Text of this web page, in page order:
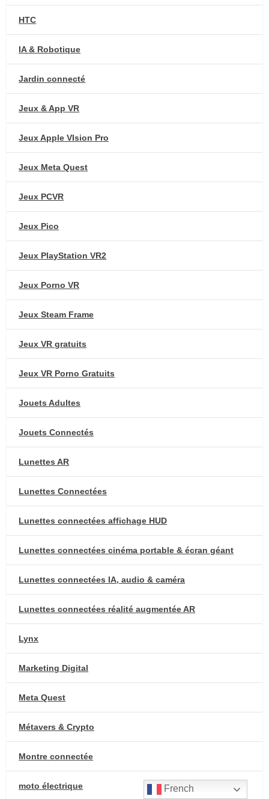
HTC
IA & Robotique
Jardin connecté
Jeux & App VR
Jeux Apple VIsion Pro
Jeux Meta Quest
Jeux PCVR
Jeux Pico
Jeux PlayStation VR2
Jeux Porno VR
Jeux Steam Frame
Jeux VR gratuits
Jeux VR Porno Gratuits
Jouets Adultes
Jouets Connectés
Lunettes AR
Lunettes Connectées
Lunettes connectées affichage HUD
Lunettes connectées cinéma portable & écran géant
Lunettes connectées IA, audio & caméra
Lunettes connectées réalité augmentée AR
Lynx
Marketing Digital
Meta Quest
Métavers & Crypto
Montre connectée
moto électrique French